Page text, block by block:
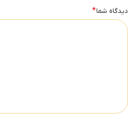
دیدگاه شما*